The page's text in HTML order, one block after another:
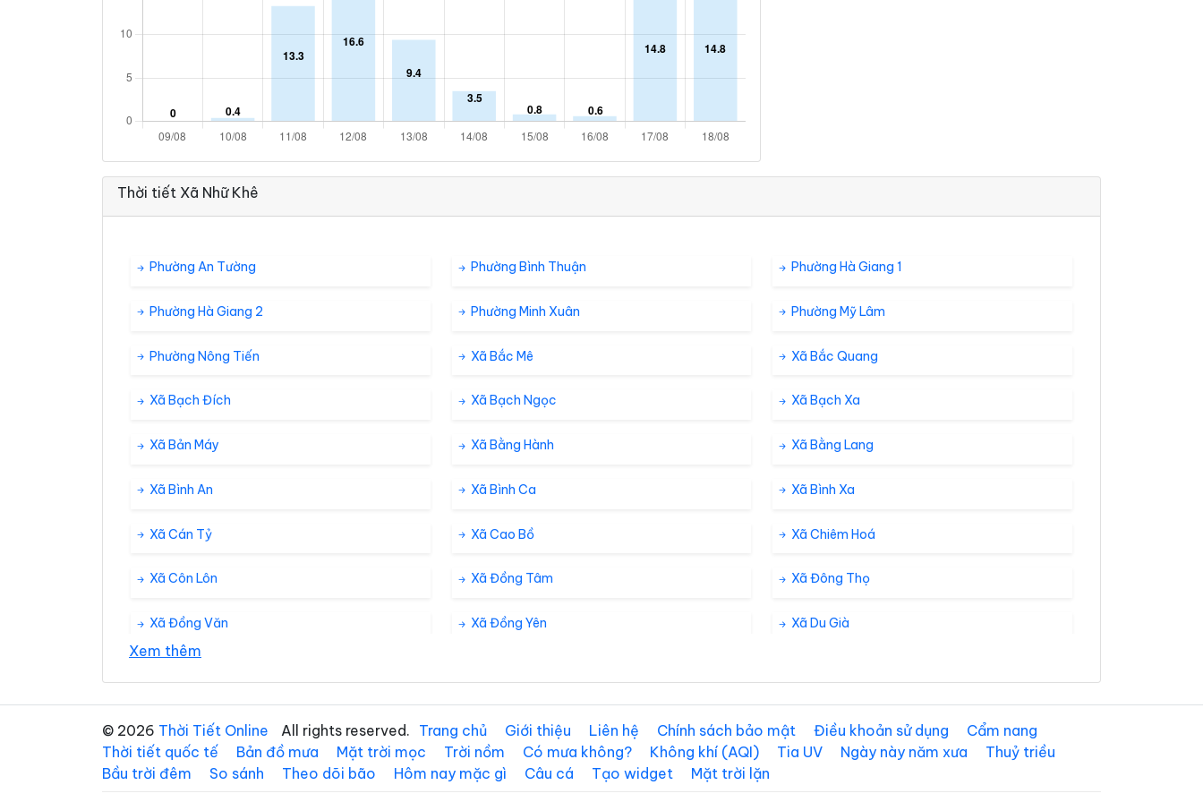
Thời tiết Xã Nhữ Khê
Phường An Tường Phường Bình Thuận Phường Hà Giang 1
Phường Hà Giang 2 Phường Minh Xuân Phường Mỹ Lâm
Phường Nông Tiến Xã Bắc Mê Xã Bắc Quang
Xã Bạch Đích Xã Bạch Ngọc Xã Bạch Xa
Xã Bản Máy Xã Bằng Hành Xã Bằng Lang
Xã Bình An Xã Bình Ca Xã Bình Xa
Xã Cán Tỷ Xã Cao Bồ Xã Chiêm Hoá
Xã Côn Lôn Xã Đồng Tâm Xã Đông Thọ
Xã Đồng Văn Xã Đồng Yên Xã Du Già
Xã Hoàng Su Phì Xã Hồng Sơn Xã Hồng Thái
Xem thêm
© 2026 Thời Tiết Online All rights reserved. Trang chủ Giới thiệu Liên hệ Chính sách bảo mật Điều khoản sử dụng
Cẩm nang
Thời tiết quốc tế
Bản đồ mưa Mặt trời mọc Trời nồm Có mưa không? Không khí (AQI) Tia UV Ngày này năm xưa
Thuỷ triều
Bầu trời đêm
So sánh Theo dõi bão Hôm nay mặc gì Câu cá Tạo widget Mặt trời lặn